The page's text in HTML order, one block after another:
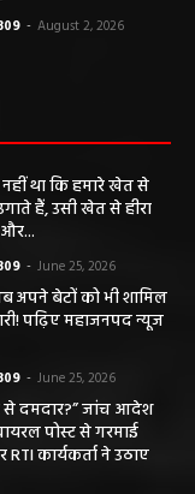
- August 2, 2026
नहीं था कि हमारे खेत से
हैं, उसी खेत से हीरा
- June 25, 2026
अपने बेटों को भी शामिल
पढ़िए महाजनपद न्यूज
- June 25, 2026
से दमदार?” जांच आदेश
पोस्ट से गरमाई
कार्यकर्ता ने उठाए